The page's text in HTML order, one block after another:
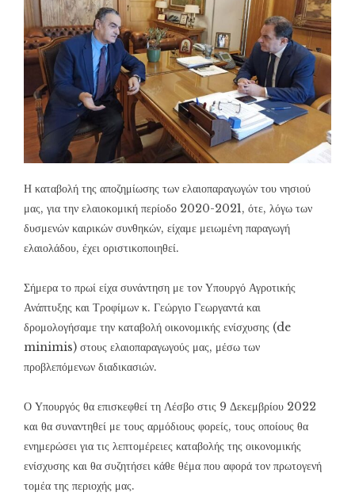
Η καταβολή της αποζημίωσης των ελαιοπαραγωγών του νησιού
μας, για την ελαιοκομική περίοδο 2020-2021, ότε, λόγω των
δυσμενών καιρικών συνθηκών, είχαμε μειωμένη παραγωγή
ελαιολάδου, έχει οριστικοποιηθεί.
Σήμερα το πρωί είχα συνάντηση με τον Υπουργό Αγροτικής
Ανάπτυξης και Τροφίμων κ. Γεώργιο Γεωργαντά και
δρομολογήσαμε την καταβολή οικονομικής ενίσχυσης (de
minimis) στους ελαιοπαραγωγούς μας, μέσω των
προβλεπόμενων διαδικασιών.
Ο Υπουργός θα επισκεφθεί τη Λέσβο στις 9 Δεκεμβρίου 2022
και θα συναντηθεί με τους αρμόδιους φορείς, τους οποίους θα
ενημερώσει για τις λεπτομέρειες καταβολής της οικονομικής
ενίσχυσης και θα συζητήσει κάθε θέμα που αφορά τον πρωτογενή
τομέα της περιοχής μας.